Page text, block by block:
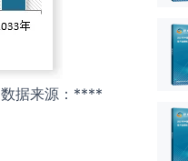
数据来源：****